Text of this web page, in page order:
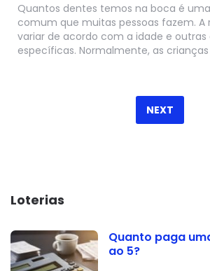
Quantos dentes temos na boca é
comum que muitas pessoas fazem. A
variar de acordo com a idade e outras
específicas. Normalmente, as
NEXT
Loterias
Quanto paga
ao 5?